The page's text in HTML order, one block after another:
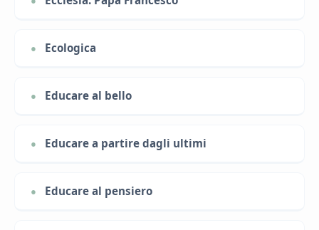
Ecologica
Educare al bello
Educare a partire dagli ultimi
Educare al pensiero